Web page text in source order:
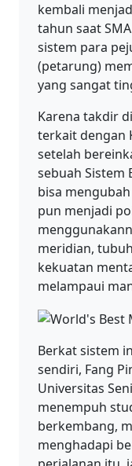
kembali
tahun saat
sistem para
(petarung)
yang sangat
Karena takdir
terkait dengan
setelah
sebuah Sistem
bisa
pun menjadi
meridian,
kekuatan
melampaui
Berkat sistem
sendiri, Fang
Universitas
menempuh
berkembang,
menghadapi